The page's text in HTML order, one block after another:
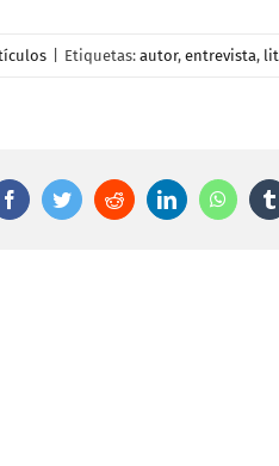
Etiquetas: autor, entrevista,
FacebookTwitterRedditLinkedIn